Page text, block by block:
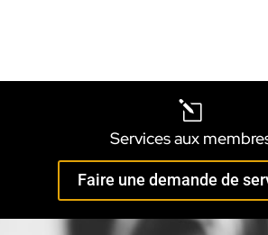
l
Services aux
Faire une demande de